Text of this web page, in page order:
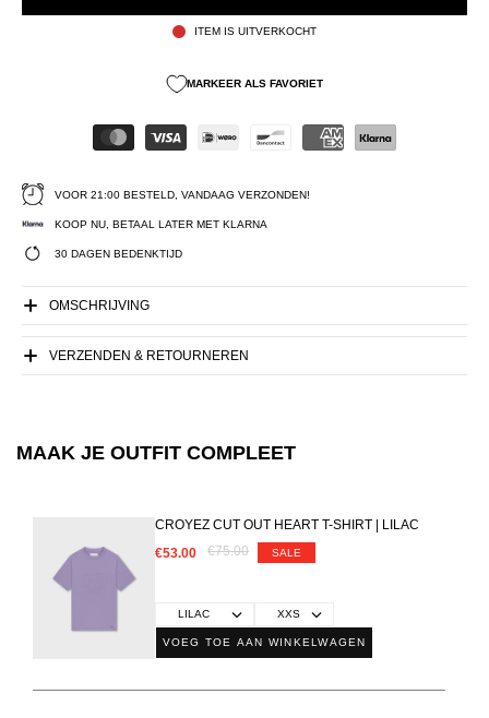
ITEM IS UITVERKOCHT
MARKEER ALS FAVORIET
VOOR 21:00 BESTELD, VANDAAG VERZONDEN!
KOOP NU, BETAAL LATER MET KLARNA
30 DAGEN BEDENKTIJD
OMSCHRIJVING
VERZENDEN & RETOURNEREN
MAAK JE OUTFIT COMPLEET
CROYEZ CUT OUT HEART T-SHIRT | LILAC
€53.00
€75.00 SALE
VOEG TOE AAN WINKELWAGEN